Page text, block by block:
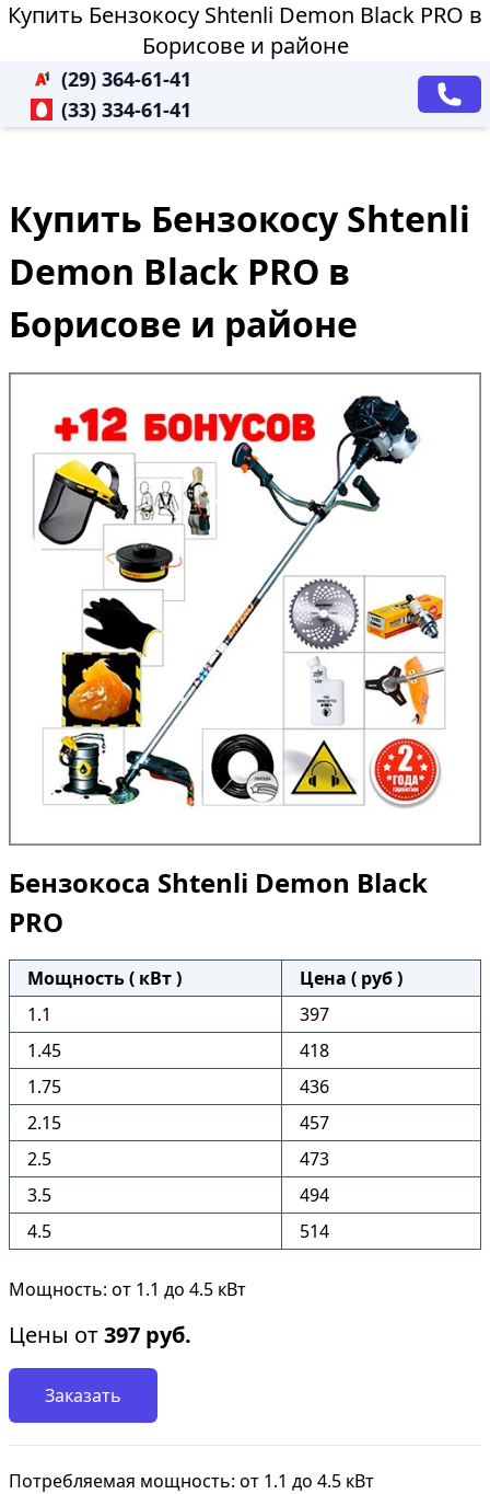
Купить Бензокосу Shtenli Demon Black PRO в
Борисове и районе
(29) 364-61-41
(33) 334-61-41
Купить Бензокосу Shtenli
Demon Black PRO в
Борисове и районе
Бензокоса Shtenli Demon Black
PRO
Мощность ( кВт )
Цена ( руб )
1.1
397
1.45
418
1.75
436
2.15
457
2.5
473
3.5
494
4.5
514
Мощность: от 1.1 до 4.5 кВт
Цены от397 руб.
Заказать
Потребляемая мощность: от 1.1 до 4.5 кВт